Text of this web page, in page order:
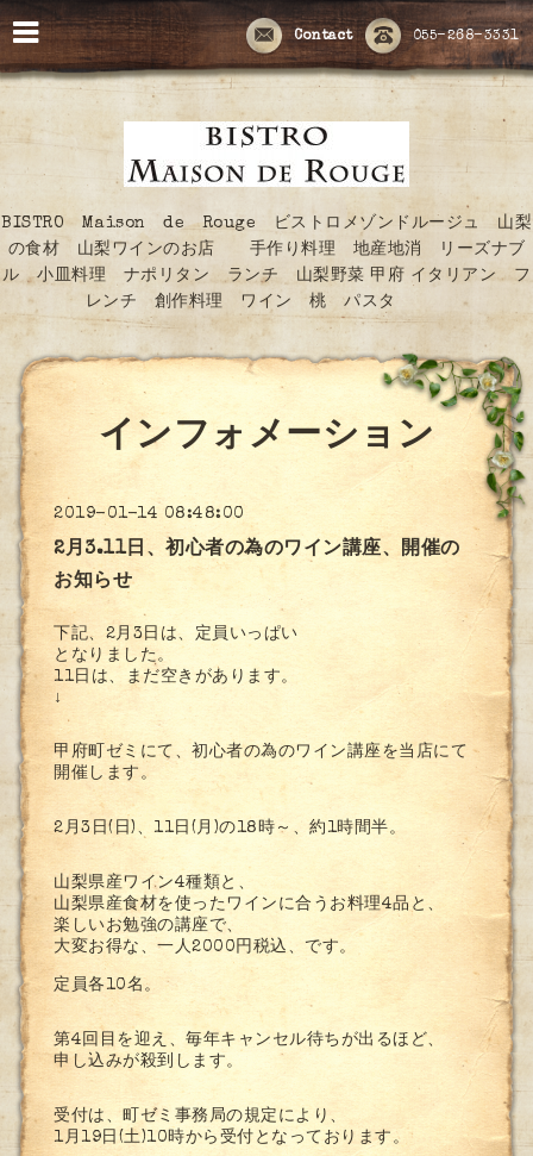
055-268-3331
Contact
BISTRO Maison de Rouge ビストロメゾンドルージュ 山梨
の食材 山梨ワインのお店 手作り料理 地産地消 リーズナブ
ル 小皿料理 ナポリタン ランチ 山梨野菜 甲府 イタリアン フ
レンチ 創作料理 ワイン 桃 パスタ
インフォメーション
2019-01-14 08:48:00
2月3.11日、初心者の為のワイン講座、開催の
お知らせ
下記、2月3日は、定員いっぱい
となりました。
11日は、まだ空きがあります。
↓
甲府町ゼミにて、初心者の為のワイン講座を当店にて
開催します。
2月3日(日)、11日(月)の18時～、約1時間半。
山梨県産ワイン4種類と、
山梨県産食材を使ったワインに合うお料理4品と、
楽しいお勉強の講座で、
大変お得な、一人2000円税込、です。
定員各10名。
第4回目を迎え、毎年キャンセル待ちが出るほど、
申し込みが殺到します。
受付は、町ゼミ事務局の規定により、
1月19日(土)10時から受付となっております。